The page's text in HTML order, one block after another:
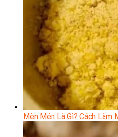
Mèn Mén Là Gì? Cách Làm